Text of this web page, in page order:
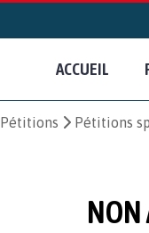
ACCUEIL
Pétitions Pétitions
NON